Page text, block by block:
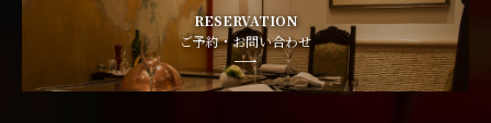
RESERVATION
ご予約・お問い合わせ